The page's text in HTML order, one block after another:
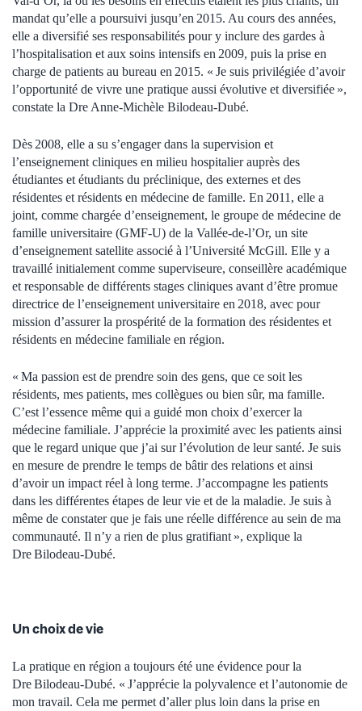
mandat qu’elle a poursuivi jusqu’en 2015. Au cours des années,
elle a diversifié ses responsabilités pour y inclure des gardes à
l’hospitalisation et aux soins intensifs en 2009, puis la prise en
charge de patients au bureau en 2015. « Je suis privilégiée d’avoir
l’opportunité de vivre une pratique aussi évolutive et diversifiée »,
constate la Dre Anne-Michèle Bilodeau-Dubé.
Dès 2008, elle a su s’engager dans la supervision et
l’enseignement cliniques en milieu hospitalier auprès des
étudiantes et étudiants du préclinique, des externes et des
résidentes et résidents en médecine de famille. En 2011, elle a
joint, comme chargée d’enseignement, le groupe de médecine de
famille universitaire (GMF-U) de la Vallée-de-l’Or, un site
d’enseignement satellite associé à l’Université McGill. Elle y a
travaillé initialement comme superviseure, conseillère académique
et responsable de différents stages cliniques avant d’être promue
directrice de l’enseignement universitaire en 2018, avec pour
mission d’assurer la prospérité de la formation des résidentes et
résidents en médecine familiale en région.
« Ma passion est de prendre soin des gens, que ce soit les
résidents, mes patients, mes collègues ou bien sûr, ma famille.
C’est l’essence même qui a guidé mon choix d’exercer la
médecine familiale. J’apprécie la proximité avec les patients ainsi
que le regard unique que j’ai sur l’évolution de leur santé. Je suis
en mesure de prendre le temps de bâtir des relations et ainsi
d’avoir un impact réel à long terme. J’accompagne les patients
dans les différentes étapes de leur vie et de la maladie. Je suis à
même de constater que je fais une réelle différence au sein de ma
communauté. Il n’y a rien de plus gratifiant », explique la
Dre Bilodeau-Dubé.
Un choix de vie
La pratique en région a toujours été une évidence pour la
Dre Bilodeau-Dubé. « J’apprécie la polyvalence et l’autonomie de
mon travail. Cela me permet d’aller plus loin dans la prise en